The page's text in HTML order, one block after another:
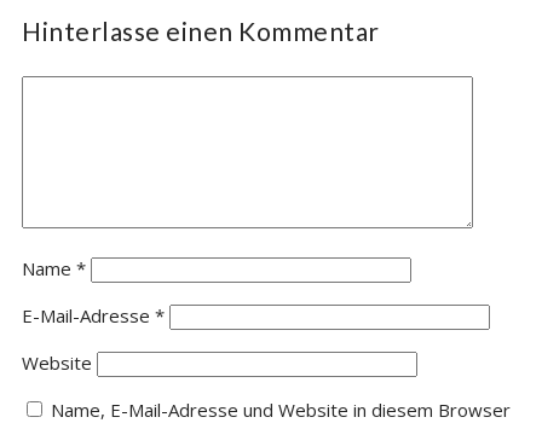
Hinterlasse einen Kommentar
Name *
E-Mail-Adresse *
Website
Name, E-Mail-Adresse und Website in diesem Browser